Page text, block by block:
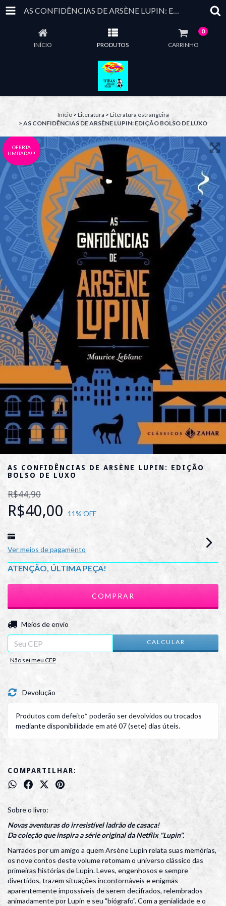
AS CONFIDÊNCIAS DE ARSÈNE LUPIN: EDIÇÃO BOLSO DE LUXO
INÍCIO PRODUTOS CARRINHO
0
Início > Literatura > Literatura estrangeira
> AS CONFIDÊNCIAS DE ARSÈNE LUPIN: EDIÇÃO BOLSO DE LUXO
OFERTA
LIMITADA!!!
AS CONFIDÊNCIAS DE ARSÈNE LUPIN: EDIÇÃO
BOLSO DE LUXO
R$44,90
R$40,00 11% OFF
Ver meios de pagamento
ATENÇÃO, ÚLTIMA PEÇA!
Entregas para o CEP:
Meios de envio
CALCULAR
Não sei meu CEP
Devolução
Produtos com defeito* poderão ser devolvidos ou trocados
mediante disponibilidade em até 07 (sete) dias úteis.
COMPARTILHAR:
Sobre o livro:
Novas aventuras do irresistível ladrão de casaca!
Da coleção que inspira a série original da Netflix "Lupin".
Narrados por um amigo a quem Arsène Lupin relata suas memórias,
os nove contos deste volume retomam o universo clássico das
primeiras histórias de Lupin. Leves, engenhosos e sempre
divertidos, trazem situações incontornáveis e enigmas
aparentemente impossíveis de serem decifrados, relembrados
animadamente por Lupin e seu "biógrafo". Com a genialidade e o